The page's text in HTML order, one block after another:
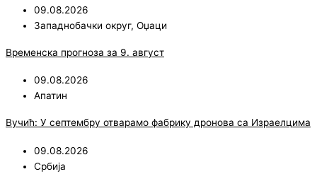
09.08.2026
Западнобачки округ, Оџаци
Временска прогноза за 9. август
09.08.2026
Апатин
Вучић: У септембру отварамо фабрику дронова са Израелцима
09.08.2026
Србија